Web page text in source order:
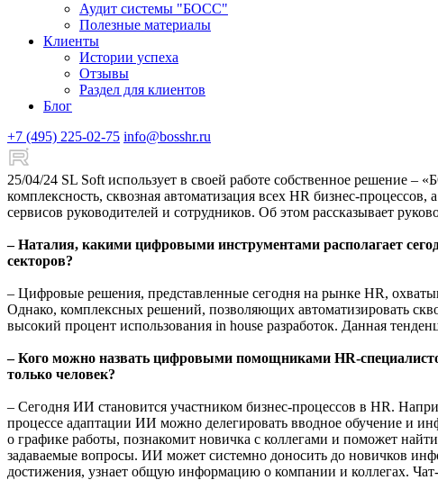
Аудит системы "БОСС"
Полезные материалы
Клиенты
Истории успеха
Отзывы
Раздел для клиентов
Блог
+7 (495) 225-02-75 info@bosshr.ru
25/04/24 SL Soft использует в своей работе собственное решение
комплексность, сквозная автоматизация всех HR бизнес-
сервисов руководителей и сотрудников. Об этом рассказывает
– Наталия, какими цифровыми инструментами располагает
секторов?
– Цифровые решения, представленные сегодня на рынке HR,
Однако, комплексных решений, позволяющих автоматизировать
высокий процент использования in house разработок. Данная
– Кого можно назвать цифровыми помощниками HR-
только человек?
– Сегодня ИИ становится участником бизнес-процессов в HR.
процессе адаптации ИИ можно делегировать вводное обучение и
о графике работы, познакомит новичка с коллегами и поможет
задаваемые вопросы. ИИ может системно доносить до новичков
достижения, узнает общую информацию о компании и коллегах.